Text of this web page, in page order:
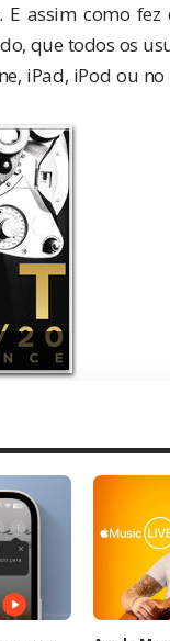
E assim como
que todos os
iPad, iPod ou